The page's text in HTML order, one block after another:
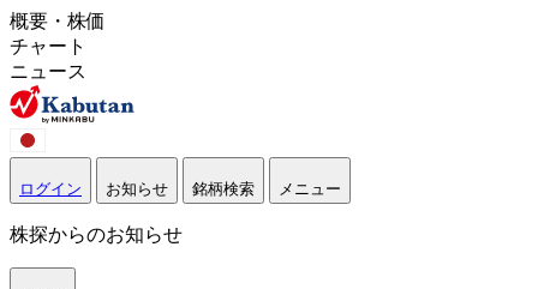
概要・株価
チャート
ニュース
ログイン お知らせ 銘柄検索 メニュー
株探からのお知らせ